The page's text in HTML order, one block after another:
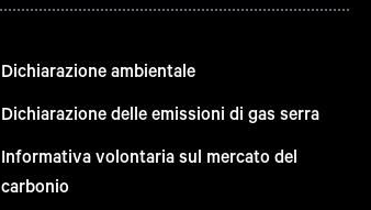
Dichiarazione ambientale
Dichiarazione delle emissioni di gas serra
Informativa volontaria sul mercato del
carbonio